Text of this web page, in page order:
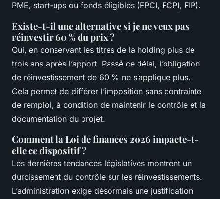
PME, start-ups ou fonds éligibles (FPCI, FCPI, FIP).
Existe-t-il une alternative si je ne veux pas
réinvestir 60 % du prix ?
Oui, en conservant les titres de la holding plus de
trois ans après l’apport. Passé ce délai, l’obligation
de réinvestissement de 60 % ne s’applique plus.
Cela permet de différer l’imposition sans contrainte
de remploi, à condition de maintenir le contrôle et la
documentation du projet.
Comment la Loi de finances 2026 impacte-t-
elle ce dispositif ?
Les dernières tendances législatives montrent un
durcissement du contrôle sur les réinvestissements.
L’administration exige désormais une justification